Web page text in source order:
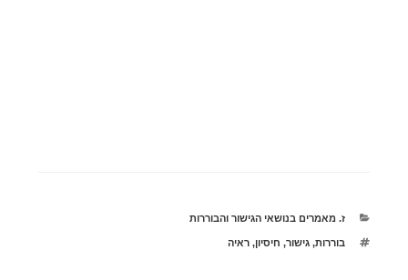
קטגוריות
ז. מאמרים בנושאי הגישור והבוררות
תגיות
בוררות,גישור, חיסיון,ראיה